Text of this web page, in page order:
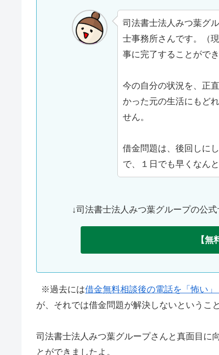
司法書士法人みつ葉グ
士事務所さんです。（
事に完了することができ
今の自分の状況を、正
かった元の生活にもど
せん。
借金問題は、後回しに
で、１日でも早くなん
↓司法書士法人みつ葉グループの公
【
※過去には借金無料相談後の電話を「怖い
が、それでは借金問題が解決しないというこ
司法書士法人みつ葉グループさんと真面目に
とができましたよ。